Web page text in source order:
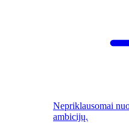
Nepriklausomai
ambicijų.